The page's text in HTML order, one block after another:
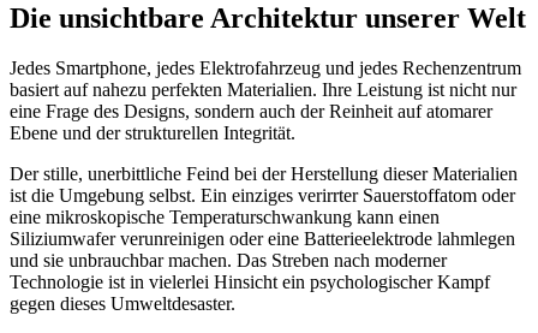
Die unsichtbare Architektur unserer Welt
Jedes Smartphone, jedes Elektrofahrzeug und jedes Rechenzentrum
basiert auf nahezu perfekten Materialien. Ihre Leistung ist nicht nur
eine Frage des Designs, sondern auch der Reinheit auf atomarer
Ebene und der strukturellen Integrität.
Der stille, unerbittliche Feind bei der Herstellung dieser Materialien
ist die Umgebung selbst. Ein einziges verirrter Sauerstoffatom oder
eine mikroskopische Temperaturschwankung kann einen
Siliziumwafer verunreinigen oder eine Batterieelektrode lahmlegen
und sie unbrauchbar machen. Das Streben nach moderner
Technologie ist in vielerlei Hinsicht ein psychologischer Kampf
gegen dieses Umweltdesaster.